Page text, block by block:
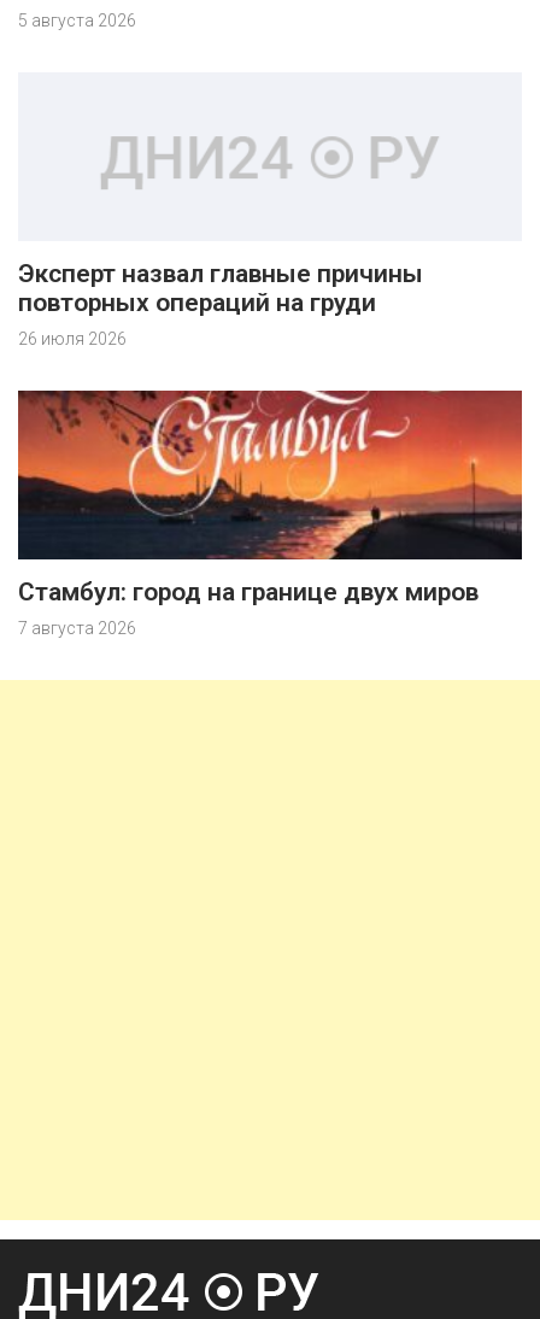
5 августа 2026
Эксперт назвал главные причины
повторных операций на груди
26 июля 2026
Стамбул: город на границе двух миров
7 августа 2026